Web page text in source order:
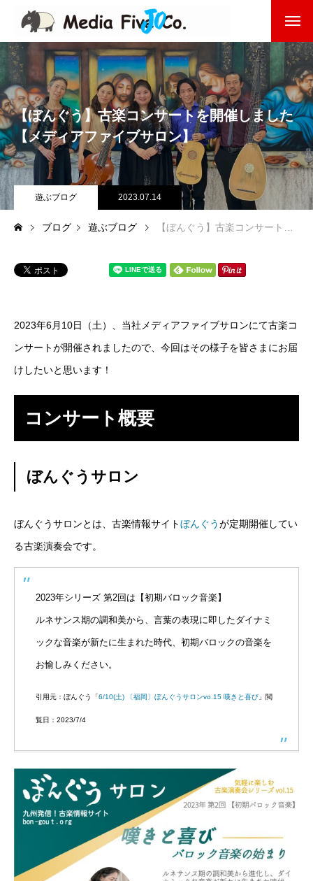
企業を知る About
企業理念
代表挨拶
会社沿革
会社概要
東京オフィス
福岡オフィス
SI事業
IT人材育成事業
その他の事業
ITエンジニア職
その他の職種
環境を知る Environment
社内システム
社内イベント
福利厚生
ユニーク制度
【ぼんぐう】古楽コンサートを開催しました
【メディアファイブサロン】
遊ぶブログ 2023.07.14
ブログ 遊ぶブログ 【ぼんぐう】古楽コンサートを開催しました【メディアファイブサロン】
2023年6月10日（土）、当社メディアファイブサロンにて古楽コ
ンサートが開催されましたので、今回はその様子を皆さまにお届
けしたいと思います！
コンサート概要
ぼんぐうサロン
ぼんぐうサロンとは、古楽情報サイトぼんぐうが定期開催してい
る古楽演奏会です。
2023年シリーズ 第2回は【初期バロック音楽】
ルネサンス期の調和美から、言葉の表現に即したダイナミ
ックな音楽が新たに生まれた時代、初期バロックの音楽を
お愉しみください。
引用元：ぼんぐう「6/10(土) 〔福岡〕ぼんぐうサロンvo.15 嘆きと喜び 」閲
覧日：2023/7/4